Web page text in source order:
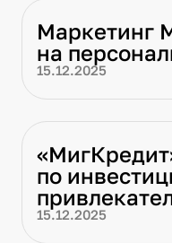
Маркетинг
на
15.12.2025
по
15.12.2025